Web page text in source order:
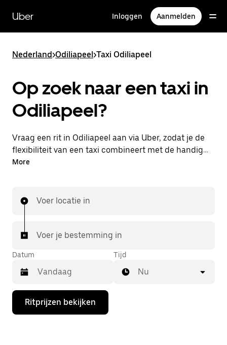
naar
hoofdinhoud
Uber Inloggen Aanmelden
Nederland>Odiliapeel>Taxi Odiliapeel
Op zoek naar een taxi in
Odiliapeel?
Vraag een rit in Odiliapeel aan via Uber, zodat je de
flexibiliteit van een taxi combineert met de handige
functies in de app. Je kunt on-demand een
Je rit is binnen handbereik.
More
Voer locatie in
Voer je bestemming in
Datum
Druk
de
Tijd
Nu
Ritprijzen bekijken